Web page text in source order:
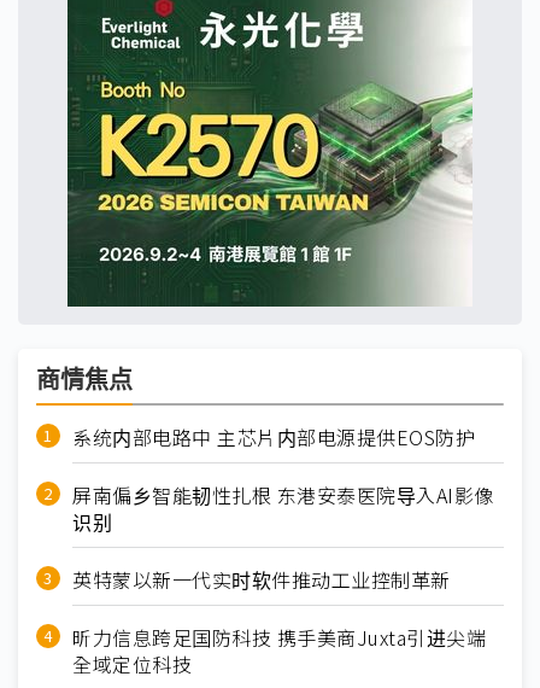
商情焦点
系统内部电路中 主芯片内部电源提供EOS防护
屏南偏乡智能韧性扎根 东港安泰医院导入AI影像
识别
英特蒙以新一代实时软件推动工业控制革新
昕力信息跨足国防科技 携手美商Juxta引进尖端
全域定位科技